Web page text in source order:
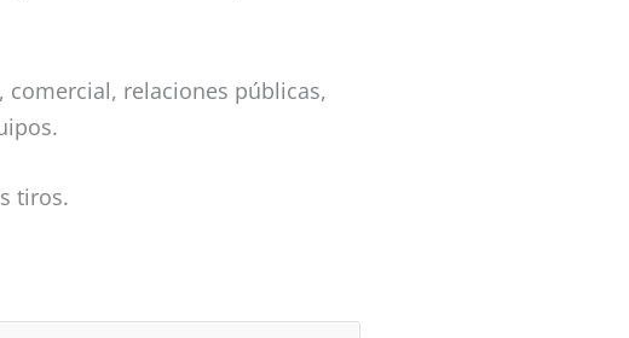
relaciones públicas,
tiros.